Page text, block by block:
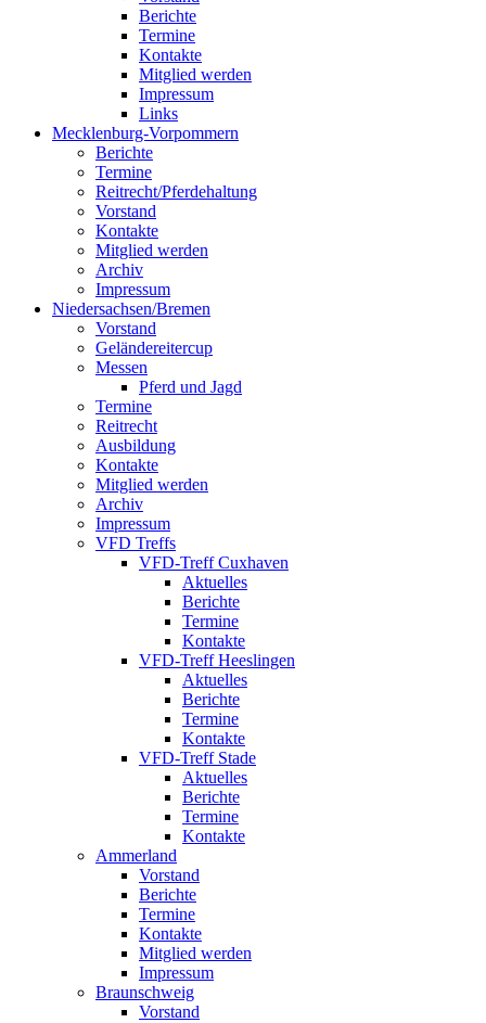
Berichte
Termine
Kontakte
Mitglied werden
Impressum
Links
Mecklenburg-Vorpommern
Berichte
Termine
Reitrecht/Pferdehaltung
Vorstand
Kontakte
Mitglied werden
Archiv
Impressum
Niedersachsen/Bremen
Vorstand
Geländereitercup
Messen
Pferd und Jagd
Termine
Reitrecht
Ausbildung
Kontakte
Mitglied werden
Archiv
Impressum
VFD Treffs
VFD-Treff Cuxhaven
Aktuelles
Berichte
Termine
Kontakte
VFD-Treff Heeslingen
Aktuelles
Berichte
Termine
Kontakte
VFD-Treff Stade
Aktuelles
Berichte
Termine
Kontakte
Ammerland
Vorstand
Berichte
Termine
Kontakte
Mitglied werden
Impressum
Braunschweig
Vorstand